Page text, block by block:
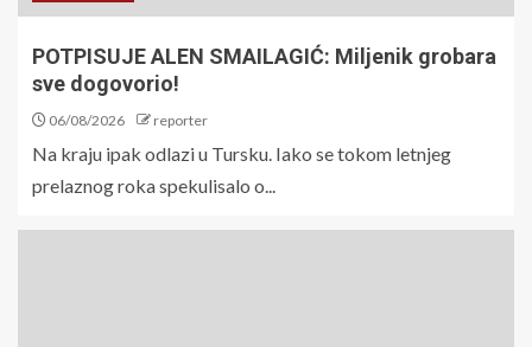
POTPISUJE ALEN SMAILAGIĆ: Miljenik grobara
sve dogovorio!
06/08/2026 reporter
Na kraju ipak odlazi u Tursku. Iako se tokom letnjeg
prelaznog roka spekulisalo o...